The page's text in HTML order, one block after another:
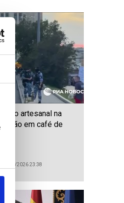
artesanal na
em café de
01/08/2026 23:38